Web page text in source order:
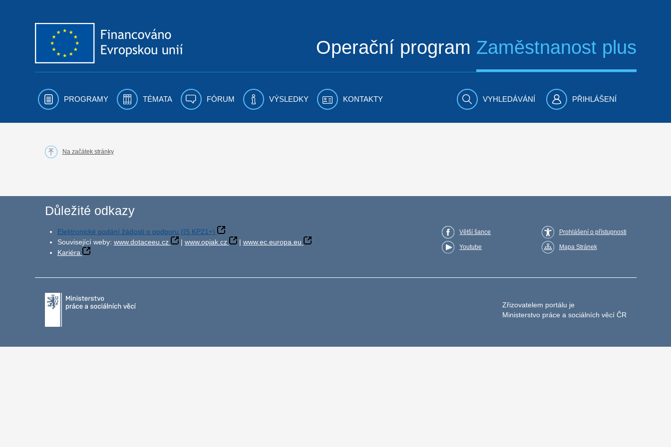
Operační program Zaměstnanost plus
PROGRAMY TÉMATA FÓRUM VÝSLEDKY KONTAKTY VYHLEDÁVÁNÍ PŘIHLÁŠENÍ
Na začátek stránky
Důležité odkazy
Elektronické podání žádosti o podporu (IS KP21+)
Související weby: www.dotaceeu.cz | www.opjak.cz | www.ec.europa.eu
Kariéra
Větší šance
Youtube
Prohlášení o přístupnosti
Mapa Stránek
Zřizovatelem portálu je
Ministerstvo práce a sociálních věcí ČR